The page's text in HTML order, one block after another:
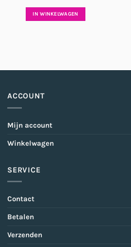
IN WINKELWAGEN
ACCOUNT
Mijn account
Winkelwagen
SERVICE
Contact
Betalen
Verzenden